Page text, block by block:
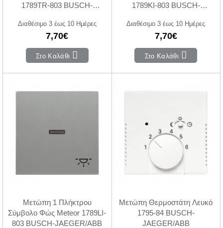
1789TR-803 BUSCH-
Διαθέσιμο 3 έως 10 Ημέρες
7,70€
Στο Καλάθι
1789KI-803 BUSCH-
Διαθέσιμο 3 έως 10 Ημέρες
7,70€
Στο Καλάθι
Μετώπη 1 Πλήκτρου
Σύμβολο Φώς Meteor 1789LI-
803 BUSCH-JAEGER/ABB
Μετώπη Θερμοστάτη Λευκό
1795-84 BUSCH-
JAEGER/ABB